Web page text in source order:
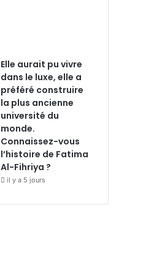
Elle aurait pu vivre
dans le luxe, elle a
préféré construire
la plus ancienne
université du
monde.
Connaissez-vous
l’histoire de Fatima
Al-Fihriya ?
il y a 5 jours